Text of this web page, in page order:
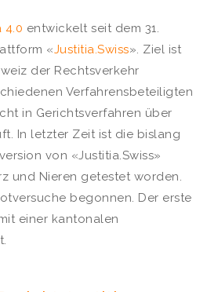
4.0 entwickelt seit dem 31.
«Justitia.Swiss». Ziel ist
der Rechtsverkehr
Verfahrensbeteiligten
in Gerichtsverfahren über
In letzter Zeit ist die bislang
von «Justitia.Swiss»
und Nieren getestet worden.
begonnen. Der erste
einer kantonalen